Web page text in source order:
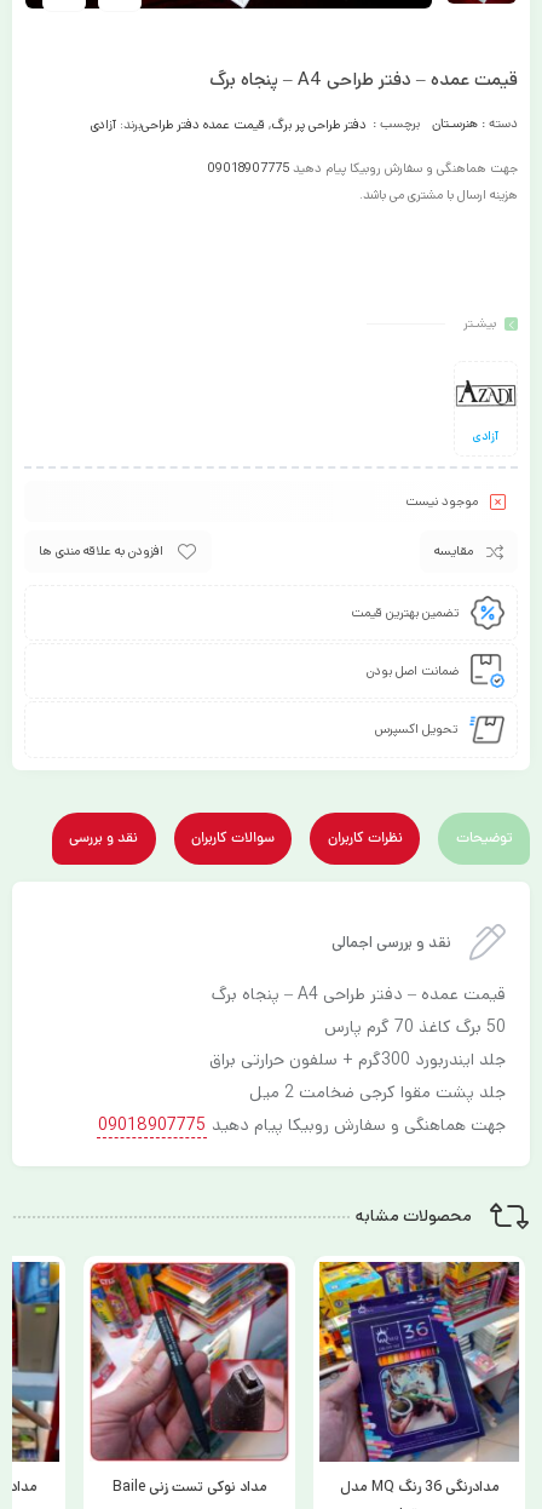
قیمت عمده – دفتر طراحی A4 – پنجاه برگ
دسته : هنرسـتان برچسب : دفتر طراحی پر برگ, قیمت عمده دفتر طراحیبرند: آزادی
جهت هماهنگی و سفارش روبیکا پیام دهید09018907775
هزینه ارسال با مشتری می باشد.
بیشـتر
آزادی
موجود نیست
مقایسه افزودن به علاقه مندی ها
تضمین بهترین قیمت
ضمانت اصل بودن
تحویل اکسپرس
توضیحات نظرات کاربران سوالات کاربران نقد و بررسی
نقد و بررسی اجمالی
قیمت عمده – دفتر طراحی A4 – پنجاه برگ
50 برگ کاغذ 70 گرم پارس
جلد ایندربورد 300گرم + سلفون حرارتی براق
جلد پشت مقوا کرجی ضخامت 2 میل
جهت هماهنگی و سفارش روبیکا پیام دهید 09018907775
محصولات مشابه
مدادرنگی 36 رنگ MQ مدل
مداد نوکی تست زنی Baile مداد